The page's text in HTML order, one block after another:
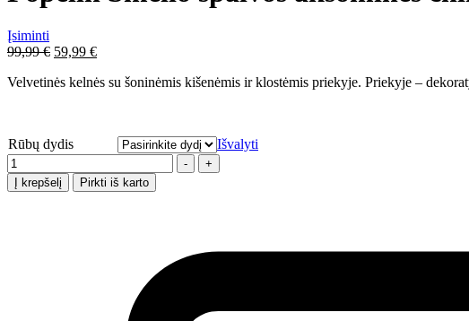
Įsiminti
99,99€ Pradinė
buvo:
59,99 €Dabartinė
yra:
Velvetinės kelnės su šoninėmis kišenėmis ir klostėmis priekyje. Priekyje –
Rūbų dydis
Išvalyti
Kiekis
-
+
Į krepšelį
Pirkti iš karto